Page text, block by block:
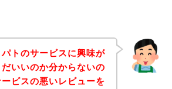
トのサービスに興味が
いいのか分からないの
ビスの悪いレビューを